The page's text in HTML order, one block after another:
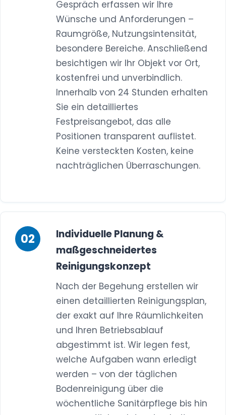
Gespräch erfassen wir Ihre
Wünsche und Anforderungen –
Raumgröße, Nutzungsintensität,
besondere Bereiche. Anschließend
besichtigen wir Ihr Objekt vor Ort,
kostenfrei und unverbindlich.
Innerhalb von 24 Stunden erhalten
Sie ein detailliertes
Festpreisangebot, das alle
Positionen transparent auflistet.
Keine versteckten Kosten, keine
nachträglichen Überraschungen.
Individuelle Planung &
maßgeschneidertes
Reinigungskonzept
Nach der Begehung erstellen wir
einen detaillierten Reinigungsplan,
der exakt auf Ihre Räumlichkeiten
und Ihren Betriebsablauf
abgestimmt ist. Wir legen fest,
welche Aufgaben wann erledigt
werden – von der täglichen
Bodenreinigung über die
wöchentliche Sanitärpflege bis hin